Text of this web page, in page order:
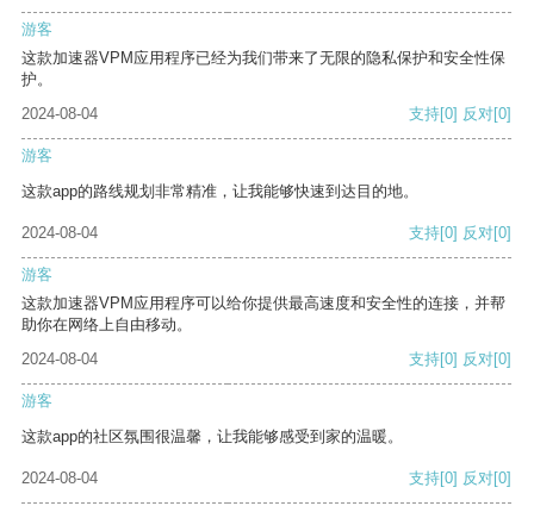
游客
这款加速器VPM应用程序已经为我们带来了无限的隐私保护和安全性保
护。
2024-08-04
支持[0] 反对[0]
游客
这款app的路线规划非常精准，让我能够快速到达目的地。
2024-08-04 支持[0] 反对[0]
游客
这款加速器VPM应用程序可以给你提供最高速度和安全性的连接，并帮
助你在网络上自由移动。
2024-08-04
支持[0] 反对[0]
游客
这款app的社区氛围很温馨，让我能够感受到家的温暖。
2024-08-04 支持[0] 反对[0]